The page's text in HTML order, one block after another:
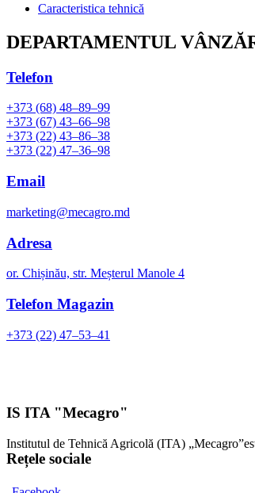
Caracteristica tehnică
DEPARTAMENTUL
Telefon
+373 (68) 48–89–99
+373 (67) 43–66–98
+373 (22) 43–86–38
+373 (22) 47–36–98
Email
marketing@mecagro.md
Adresa
or. Chișinău, str. Meșterul Manole 4
Telefon Magazin
+373 (22) 47–53–41
IS ITA "Mecagro"
Institutul de Tehnică Agricolă (ITA)
Rețele sociale